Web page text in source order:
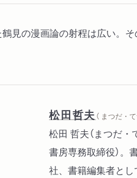
見の漫画論の射程は広い。
松田哲夫 （ まつだ・て
松田 哲夫（まつだ・
書房専務取締役）。
社、書籍編集者とし